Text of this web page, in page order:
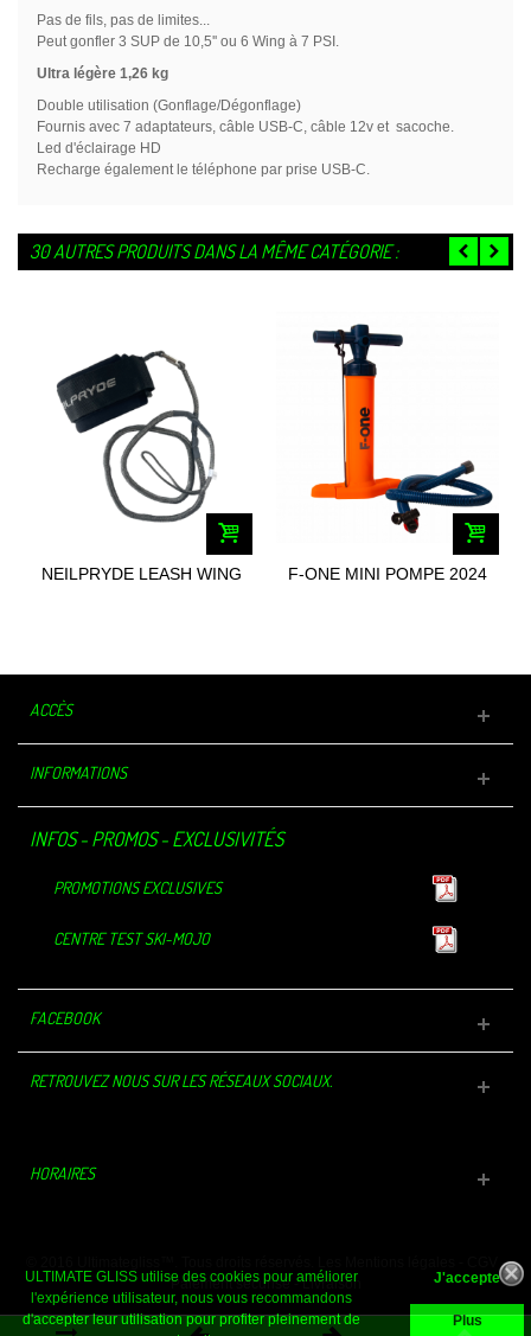
ULTIMATE GLISS utilise des cookies pour améliorer
l'expérience utilisateur, nous vous recommandons
d'accepter leur utilisation pour profiter pleinement de
Plus
Pas de fils, pas de limites...
Peut gonfler 3 SUP de 10,5'' ou 6 Wing à 7 PSI.
Ultra légère 1,26 kg
Double utilisation (Gonflage/Dégonflage)
Fournis avec 7 adaptateurs, câble USB-C, câble 12v et sacoche.
Led d'éclairage HD
Recharge également le téléphone par prise USB-C.
30 AUTRES PRODUITS DANS LA MÊME CATÉGORIE :
NEILPRYDE LEASH WING
F-ONE MINI POMPE 2024
ACCÈS
INFORMATIONS
INFOS - PROMOS - EXCLUSIVITÉS
PROMOTIONS EXCLUSIVES
CENTRE TEST SKI-MOJO
FACEBOOK
RETROUVEZ NOUS SUR LES RÉSEAUX SOCIAUX.
HORAIRES
-
Paiement sécurisé-Livraison